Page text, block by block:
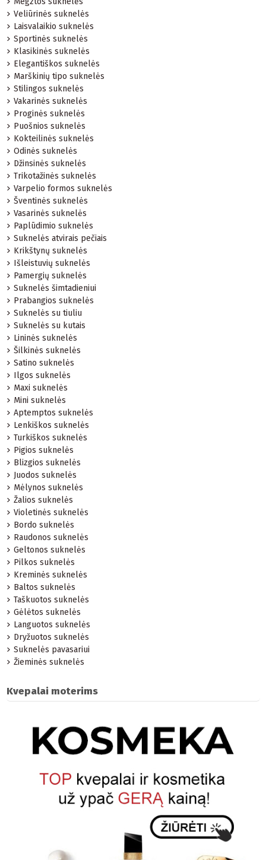
Veliūrinės suknelės
Laisvalaikio suknelės
Sportinės suknelės
Klasikinės suknelės
Elegantiškos suknelės
Marškinių tipo suknelės
Stilingos suknelės
Vakarinės suknelės
Proginės suknelės
Puošnios suknelės
Kokteilinės suknelės
Odinės suknelės
Džinsinės suknelės
Trikotažinės suknelės
Varpelio formos suknelės
Šventinės suknelės
Vasarinės suknelės
Paplūdimio suknelės
Suknelės atvirais pečiais
Krikštynų suknelės
Išleistuvių suknelės
Pamergių suknelės
Suknelės šimtadieniui
Prabangios suknelės
Suknelės su tiuliu
Suknelės su kutais
Lininės suknelės
Šilkinės suknelės
Satino suknelės
Ilgos suknelės
Maxi suknelės
Mini suknelės
Aptemptos suknelės
Lenkiškos suknelės
Turkiškos suknelės
Pigios suknelės
Blizgios suknelės
Juodos suknelės
Mėlynos suknelės
Žalios suknelės
Violetinės suknelės
Bordo suknelės
Raudonos suknelės
Geltonos suknelės
Pilkos suknelės
Kreminės suknelės
Baltos suknelės
Taškuotos suknelės
Gėlėtos suknelės
Languotos suknelės
Dryžuotos suknelės
Suknelės pavasariui
Žieminės suknelės
Kvepalai moterims